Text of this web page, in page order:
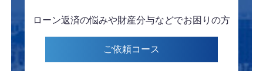
ローン返済の悩みや財産分与などでお困りの方
ご依頼コース